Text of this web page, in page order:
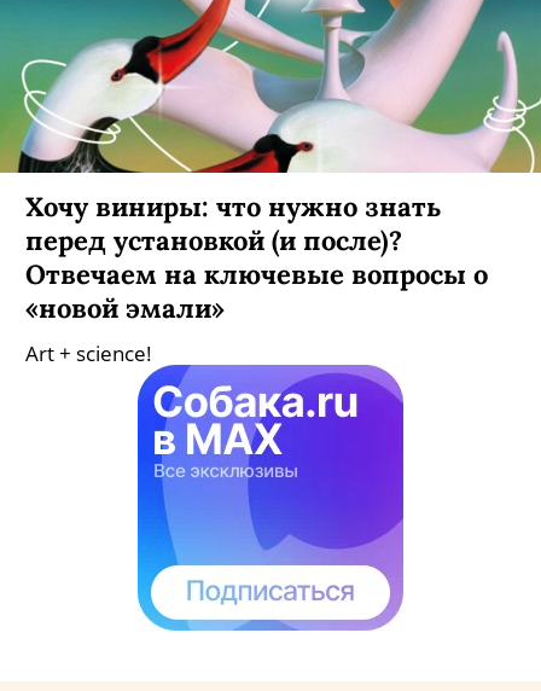
Хочу виниры: что нужно знать
перед установкой (и после)?
Отвечаем на ключевые вопросы о
«новой эмали»
Art + science!